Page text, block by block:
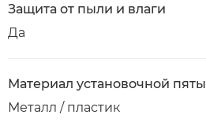
Защита от пыли и влаги
Да
Материал установочной пяты
Металл / пластик